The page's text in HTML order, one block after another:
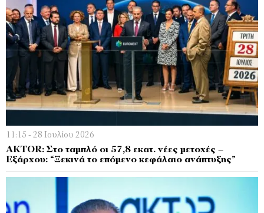
11:15 - 28 Ιουλίου 2026
AKTOR: Στο ταμπλό οι 57,8 εκατ. νέες μετοχές –
Εξάρχου: “Ξεκινά το επόμενο κεφάλαιο ανάπτυξης”